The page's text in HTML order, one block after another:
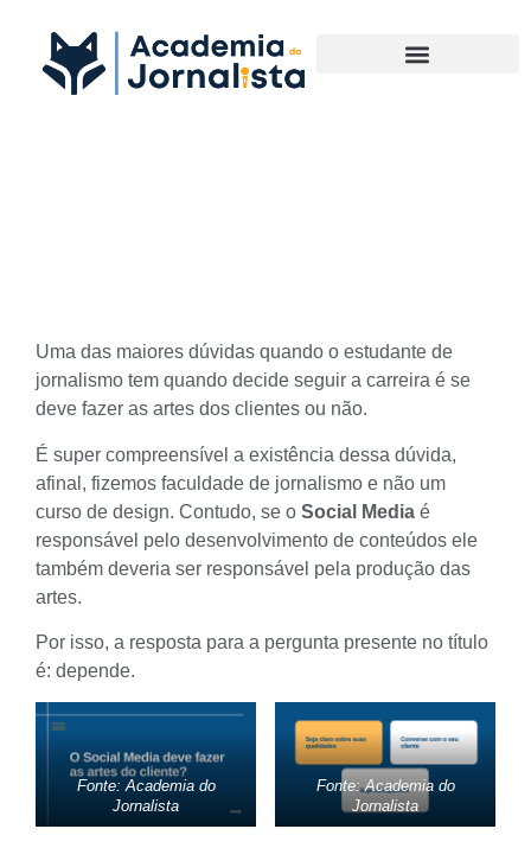
Uma das maiores dúvidas quando o estudante de
jornalismo tem quando decide seguir a carreira é se
deve fazer as artes dos clientes ou não.
É super compreensível a existência dessa dúvida,
afinal, fizemos faculdade de jornalismo e não um
curso de design. Contudo, se o Social Media é
responsável pelo desenvolvimento de conteúdos ele
também deveria ser responsável pela produção das
artes.
Por isso, a resposta para a pergunta presente no título
é: depende.
Fonte: Academia do
Jornalista
Fonte: Academia do
Jornalista